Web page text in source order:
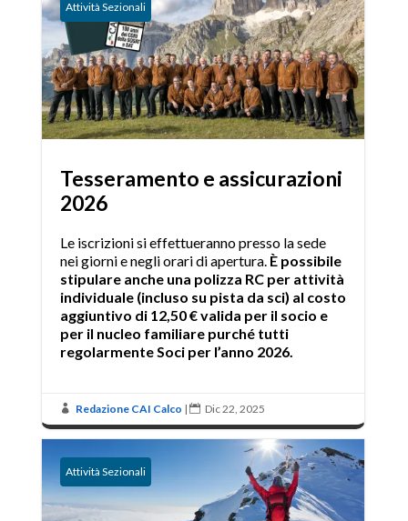
Attività Sezionali
Tesseramento e assicurazioni
2026
Le iscrizioni si effettueranno presso la sede
nei giorni e negli orari di apertura. È possibile
stipulare anche una polizza RC per attività
individuale (incluso su pista da sci) al costo
aggiuntivo di 12,50 € valida per il socio e
per il nucleo familiare purché tutti
regolarmente Soci per l’anno 2026.
 Redazione CAI Calco |  Dic 22, 2025
Attività Sezionali